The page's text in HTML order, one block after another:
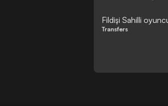
Fildişi Sahilli
Transfers